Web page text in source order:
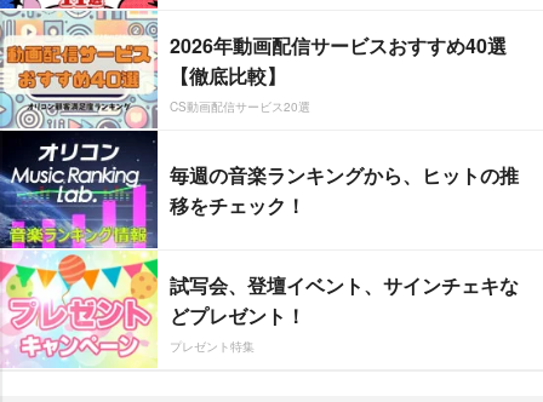
2026年動画配信サービスおすすめ40選
【徹底比較】
CS動画配信サービス20選
毎週の音楽ランキングから、ヒットの推
移をチェック！
試写会、登壇イベント、サインチェキな
どプレゼント！
プレゼント特集